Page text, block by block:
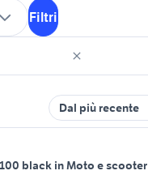
Filtri
Dal più recente
black in Moto e scooter